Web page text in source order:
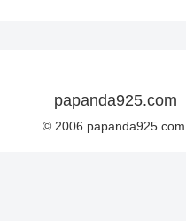
papanda925.com
© 2006 papanda925.com.